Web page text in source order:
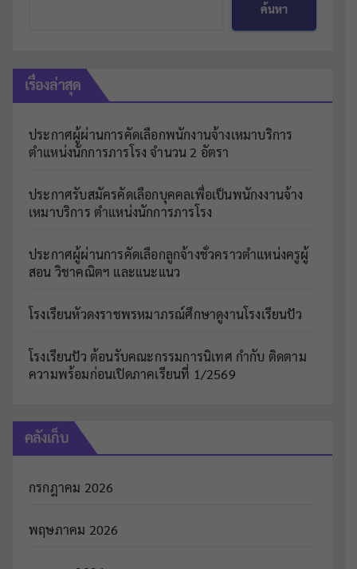
ค้นหา
เรื่องล่าสุด
ประกาศผู้ผ่านการคัดเลือกพนักงานจ้างเหมาบริการ
ตำแหน่งนักการภารโรง จำนวน 2 อัตรา
ประกาศรับสมัครคัดเลือกบุคคลเพื่อเป็นพนักงงานจ้าง
เหมาบริการ ตำแหน่งนักการภารโรง
ประกาศผู้ผ่านการคัดเลือกลูกจ้างชั่วคราวตำแหน่งครูผู้
สอน วิชาคณิตฯ และแนะแนว
โรงเรียนหัวดงราชพรหมาภรณ์ศึกษาดูงานโรงเรียนปัว
โรงเรียนปัว ต้อนรับคณะกรรมการนิเทศ กำกับ ติดตาม
ความพร้อมก่อนเปิดภาคเรียนที่ 1/2569
คลังเก็บ
กรกฎาคม 2026
พฤษภาคม 2026